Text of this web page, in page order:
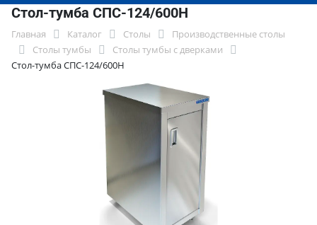
Стол-тумба СПС-124/600Н
Главная Каталог Столы
Производственные столы
Столы тумбы
Столы тумбы с дверками
Стол-тумба СПС-124/600Н